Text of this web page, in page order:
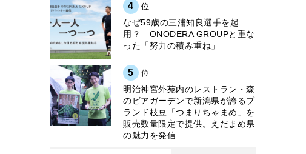
4 位
なぜ59歳の三浦知良選手を起
用？ ONODERA GROUPと重な
った「努力の積み重ね」
5 位
明治神宮外苑内のレストラン・森
のビアガーデンで新潟県が誇るブ
ランド枝豆「つまりちゃまめ」を
販売数量限定で提供。えだまめ県
の魅力を発信